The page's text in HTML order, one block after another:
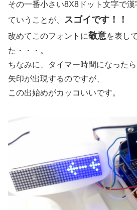
その一番小さい8X8ドット文字で
ていうことが、
スゴイです！！
改めてこのフォントに敬意を表し
た・・・。
ちなみに、タイマー時間になった
矢印が出現するのですが、
この出始めがカッコいいです。